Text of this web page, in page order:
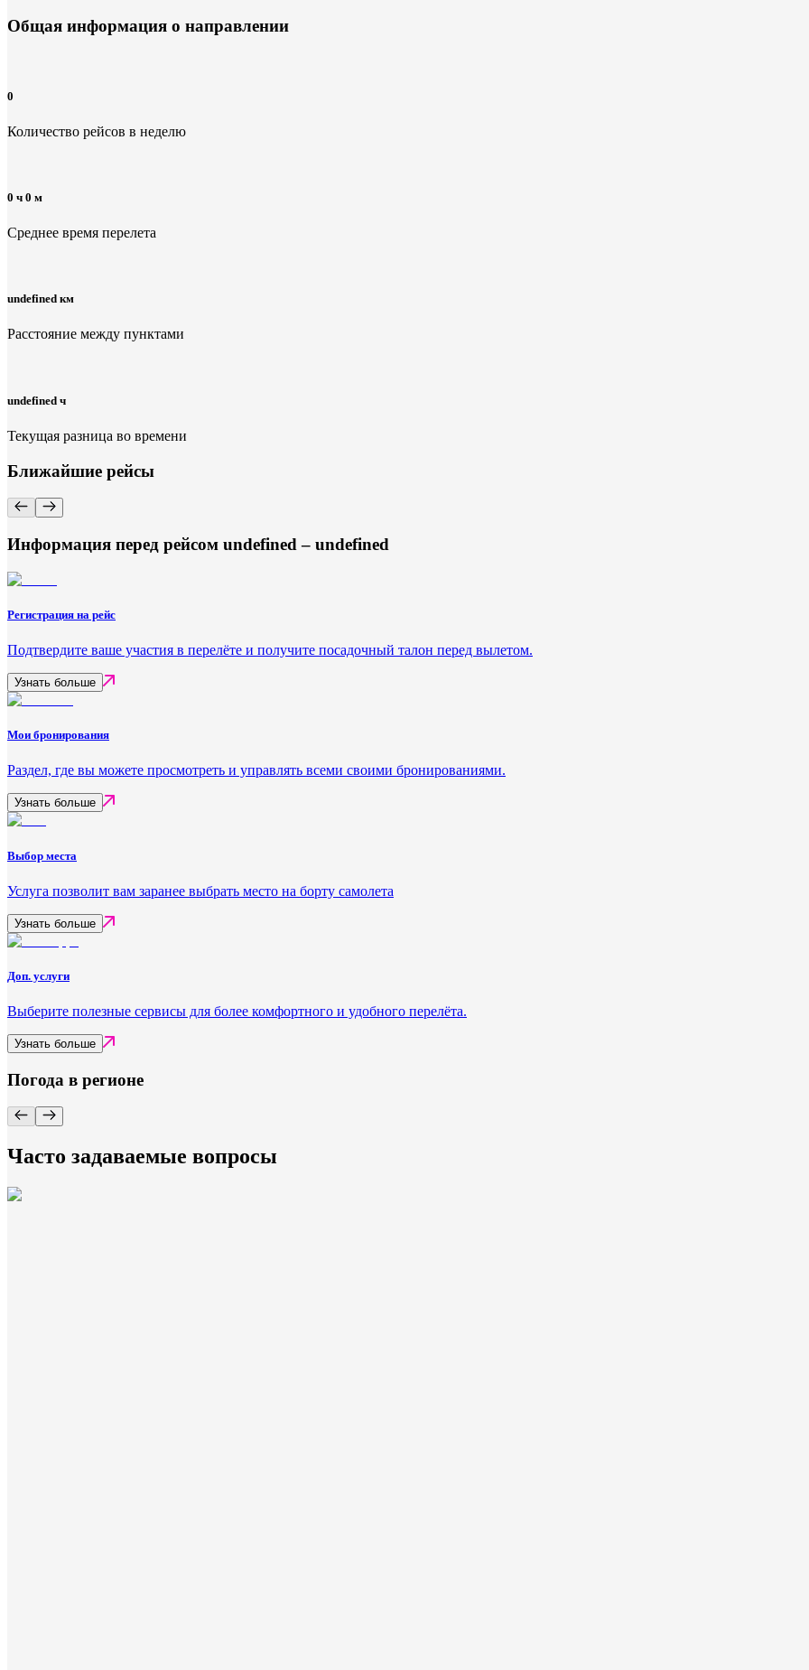
Общая информация о направлении
0
Количество рейсов в неделю
0 ч 0 м
Среднее время перелета
undefined км
Расстояние между пунктами
undefined ч
Текущая разница во времени
Ближайшие рейсы
Информация перед рейсом undefined – undefined
Регистрация на рейс
Подтвердите ваше участия в перелёте и получите посадочный талон перед вылетом.
Узнать больше
Мои бронирования
Раздел, где вы можете просмотреть и управлять всеми своими бронированиями.
Узнать больше
Выбор места
Услуга позволит вам заранее выбрать место на борту самолета
Узнать больше
Доп. услуги
Выберите полезные сервисы для более комфортного и удобного перелёта.
Узнать больше
Погода в регионе
Часто задаваемые вопросы